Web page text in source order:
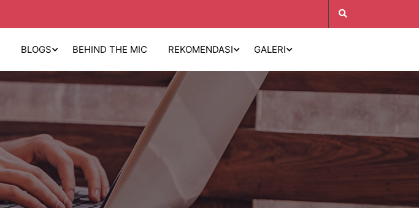
BLOGS BEHIND THE MIC REKOMENDASI GALERI